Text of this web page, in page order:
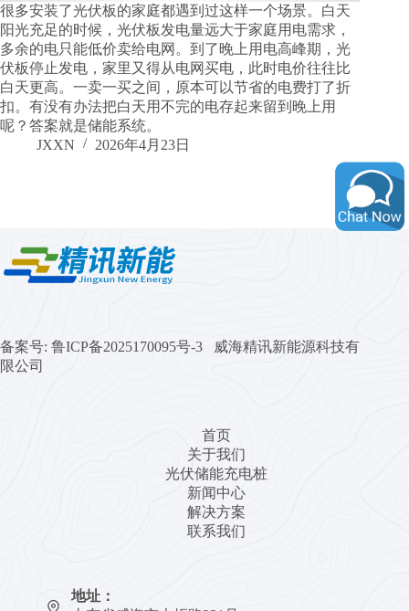
很多安装了光伏板的家庭都遇到过这样一个场景。白天
阳光充足的时候，光伏板发电量远大于家庭用电需求，
多余的电只能低价卖给电网。到了晚上用电高峰期，光
伏板停止发电，家里又得从电网买电，此时电价往往比
白天更高。一卖一买之间，原本可以节省的电费打了折
扣。有没有办法把白天用不完的电存起来留到晚上用
呢？答案就是储能系统。
JXXN
2026年4月23日
备案号: 鲁ICP备2025170095号-3 威海精讯新能源科技有
限公司
首页
关于我们
光伏储能充电桩
新闻中心
解决方案
联系我们
地址：